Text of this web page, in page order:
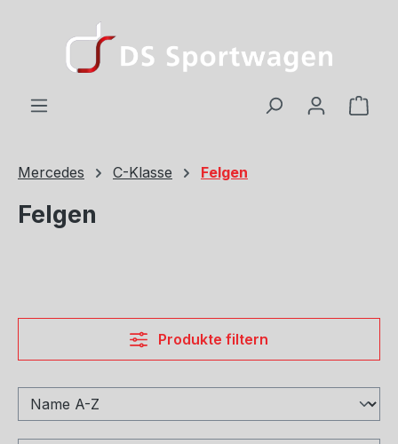
Zum Hauptinhalt springen
Mercedes C-Klasse Felgen
Felgen
Produkte filtern